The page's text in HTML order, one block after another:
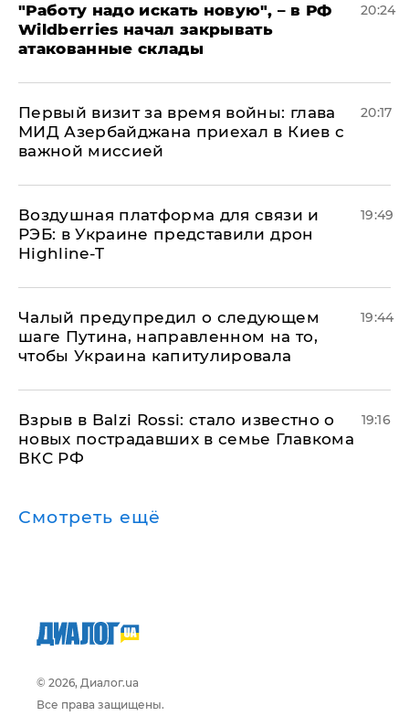
"Работу надо искать новую", – в РФ
Wildberries начал закрывать
атакованные склады
20:24
Первый визит за время войны: глава
МИД Азербайджана приехал в Киев с
важной миссией
20:17
Воздушная платформа для связи и
РЭБ: в Украине представили дрон
Highline-T
19:49
Чалый предупредил о следующем
шаге Путина, направленном на то,
чтобы Украина капитулировала
19:44
Взрыв в Balzi Rossi: стало известно о
новых пострадавших в семье Главкома
ВКС РФ
19:16
Смотреть ещё
© 2026, Диалог.ua
Все права защищены.